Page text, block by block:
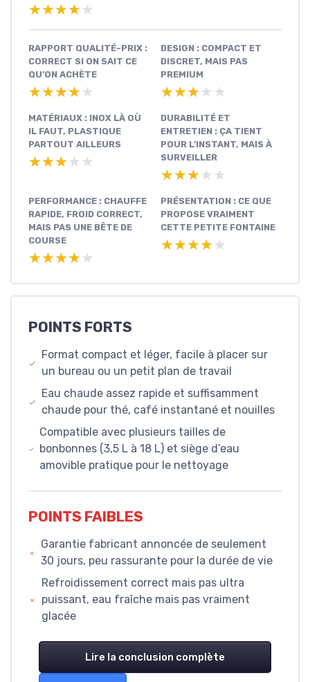
★★★★★
★★★★★
RAPPORT QUALITÉ-PRIX :
CORRECT SI ON SAIT CE
QU’ON ACHÈTE
★★★★★
★★★★★
DESIGN : COMPACT ET
DISCRET, MAIS PAS
PREMIUM
★★★★★
★★★★★
MATÉRIAUX : INOX LÀ OÙ
IL FAUT, PLASTIQUE
PARTOUT AILLEURS
★★★★★
★★★★★
DURABILITÉ ET
ENTRETIEN : ÇA TIENT
POUR L’INSTANT, MAIS À
SURVEILLER
★★★★★
★★★★★
PERFORMANCE : CHAUFFE
RAPIDE, FROID CORRECT,
MAIS PAS UNE BÊTE DE
COURSE
★★★★★
★★★★★
PRÉSENTATION : CE QUE
PROPOSE VRAIMENT
CETTE PETITE FONTAINE
★★★★★
★★★★★
POINTS FORTS
Format compact et léger, facile à placer sur
un bureau ou un petit plan de travail
Eau chaude assez rapide et suffisamment
chaude pour thé, café instantané et nouilles
Compatible avec plusieurs tailles de
bonbonnes (3,5 L à 18 L) et siège d’eau
amovible pratique pour le nettoyage
POINTS FAIBLES
Garantie fabricant annoncée de seulement
30 jours, peu rassurante pour la durée de vie
Refroidissement correct mais pas ultra
puissant, eau fraîche mais pas vraiment
glacée
Lire la conclusion complète